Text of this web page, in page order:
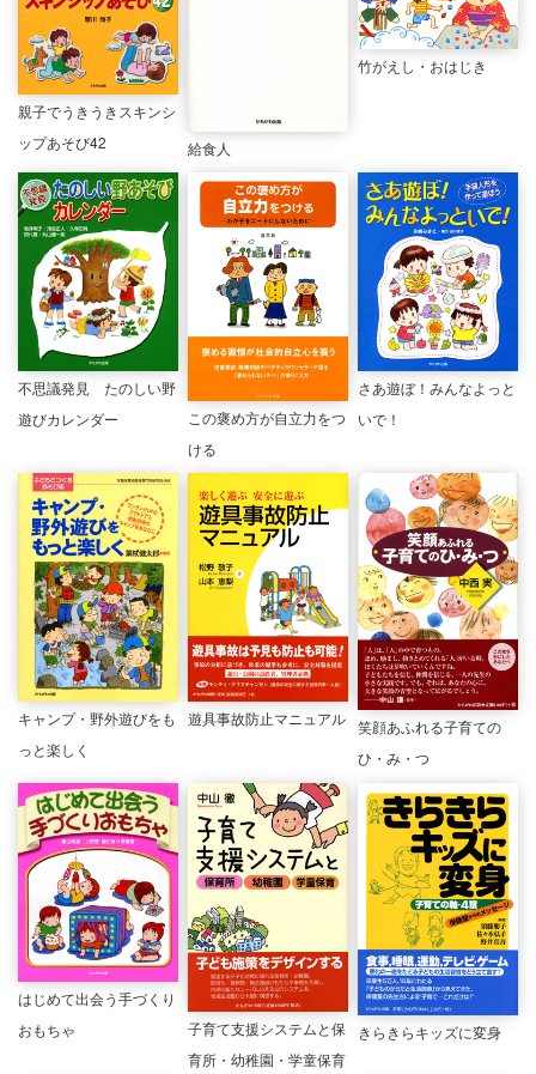
親子でうきうきスキンシ
ップあそび42
給食人
竹がえし・おはじき
不思議発見 たのしい野
遊びカレンダー
この褒め方が自立力をつ
ける
さあ遊ぼ！みんなよっと
いで！
キャンプ・野外遊びをも
っと楽しく
遊具事故防止マニュアル 笑顔あふれる子育ての
ひ・み・つ
はじめて出会う手づくり
おもちゃ
子育て支援システムと保
育所・幼稚園・学童保育
きらきらキッズに変身